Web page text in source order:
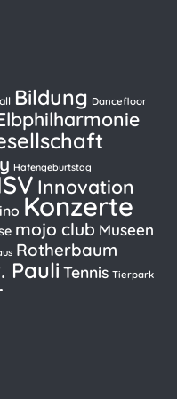
Bildung Dancefloor
Hafengeburtstag
Innovation
Konzerte
mojo club Museen
Rotherbaum
Pauli Tennis Tierpark